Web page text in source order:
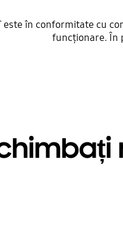
este în conformitate cu
funcționare. În